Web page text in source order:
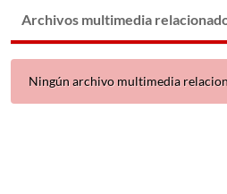
Archivos multimedia
Ningún archivo multimedia